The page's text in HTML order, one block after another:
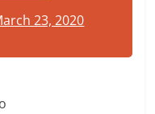
23, 2020